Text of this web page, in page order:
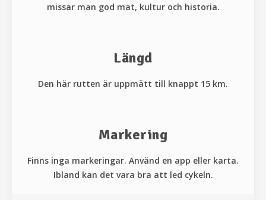
missar man god mat, kultur och historia.
Längd
Den här rutten är uppmätt till knappt 15 km.
Markering
Finns inga markeringar. Använd en app eller karta.
Ibland kan det vara bra att led cykeln.